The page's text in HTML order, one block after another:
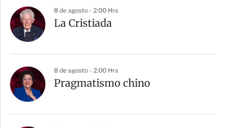
8 de agosto - 2:00 Hrs
La Cristiada
8 de agosto - 2:00 Hrs
Pragmatismo chino